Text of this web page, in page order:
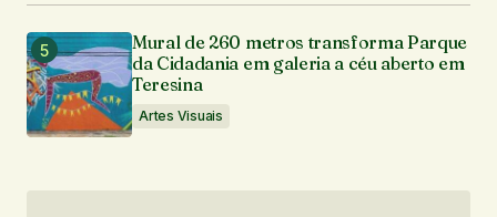
Mural de 260 metros transforma Parque
da Cidadania em galeria a céu aberto em
Teresina
Artes Visuais